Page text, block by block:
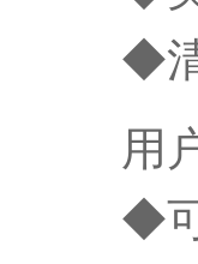
◆
用
◆